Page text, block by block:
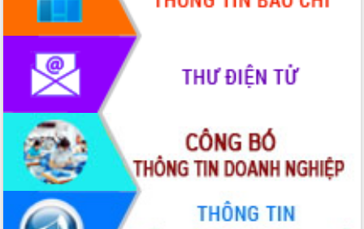
Đoàn đại biểu Quốc hội tỉnh Đắk Lắk
trao đổi thông tin trước Kỳ họp thứ
nhất, Quốc hội khóa XVI
Quyết liệt cải cách hành chính, khơi
thông nguồn lực phát triển
Nâng cao hiệu lực, hiệu quả HĐND
tỉnh thông qua hiện đại hóa hành chính
Xã Ea Phê gắn cải cách hành chính với
chuyển đổi số
Phó Chủ tịch Thường trực UBND tỉnh
Hồ Thị Nguyên Thảo làm việc tại Trung
tâm Phục vụ hành chính công xã Ea
Phê